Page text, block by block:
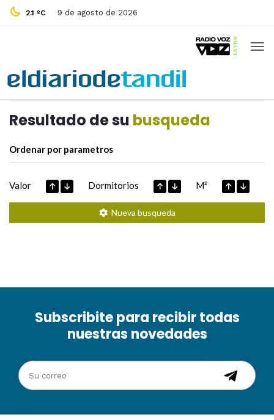
2.1 ºC 9 de agosto de 2026
Resultado de su busqueda
Ordenar por parametros
Valor Dormitorios M²
Nueva busqueda
Subscribite para recibir todas
nuestras novedades